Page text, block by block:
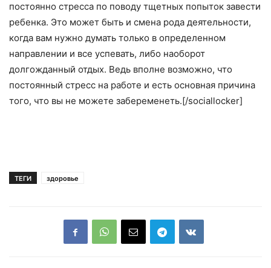
постоянно стресса по поводу тщетных попыток завести
ребенка. Это может быть и смена рода деятельности,
когда вам нужно думать только в определенном
направлении и все успевать, либо наоборот
долгожданный отдых. Ведь вполне возможно, что
постоянный стресс на работе и есть основная причина
того, что вы не можете забеременеть.[/sociallocker]
ТЕГИ здоровье